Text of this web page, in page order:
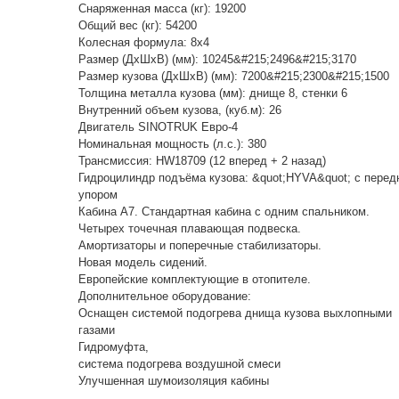
Снаряженная масса (кг): 19200
Общий вес (кг): 54200
Колесная формула: 8x4
Размер (ДхШхВ) (мм): 10245&#215;2496&#215;3170
Размер кузова (ДхШхВ) (мм): 7200&#215;2300&#215;1500
Толщина металла кузова (мм): днище 8, стенки 6
Внутренний объем кузова, (куб.м): 26
Двигатель SINOTRUK Евро-4
Номинальная мощность (л.с.): 380
Трансмиссия: HW18709 (12 вперед + 2 назад)
Гидроцилиндр подъёма кузова: &quot;HYVA&quot; с
упором
Кабина A7. Стандартная кабина с одним спальником.
Четырех точечная плавающая подвеска.
Амортизаторы и поперечные стабилизаторы.
Новая модель сидений.
Европейские комплектующие в отопителе.
Дополнительное оборудование:
Оснащен системой подогрева днища кузова выхлопными
газами
Гидромуфта,
система подогрева воздушной смеси
Улучшенная шумоизоляция кабины